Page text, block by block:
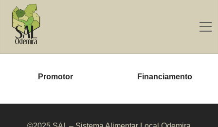
Promotor Financiamento